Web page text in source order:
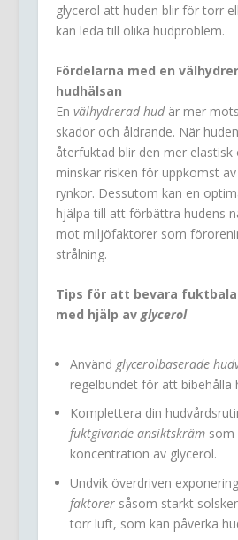
glycerol att huden blir för torr
kan leda till olika hudproblem.
Fördelarna med en
hudhälsan
En välhydrerad hudär mer
skador och åldrande. När
återfuktad blir den mer elastisk
minskar risken för uppkomst
rynkor. Dessutom kan en
hjälpa till att förbättra hudens
mot miljöfaktorer som
strålning.
Tips för att bevara
med hjälp av glycerol
Använd glycerolbaserade
regelbundet för att bibehålla
Komplettera din
fuktgivande ansiktskrämsom
koncentration av glycerol.
Undvik överdriven
faktorersåsom starkt
torr luft, som kan påverka